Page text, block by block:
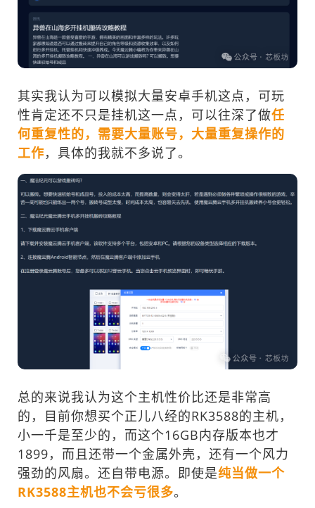
其实我认为可以模拟大量安卓手机这点，可玩
性肯定还不只是挂机这一点，可以往深了做任
何重复性的，需要大量账号，大量重复操作的
工作，具体的我就不多说了。
总的来说我认为这个主机性价比还是非常高
的，目前你想买个正儿八经的RK3588的主机，
小一千是至少的，而这个16GB内存版本也才
1899，而且还带一个金属外壳，还有一个风力
强劲的风扇。还自带电源。即使是纯当做一个
RK3588主机也不会亏很多。